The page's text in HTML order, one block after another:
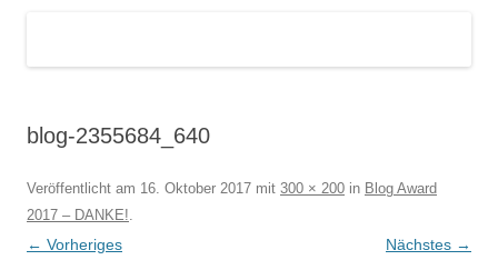
blog-2355684_640
Veröffentlicht am 16. Oktober 2017 mit 300 × 200 in Blog Award
2017 – DANKE!.
← Vorheriges Nächstes →